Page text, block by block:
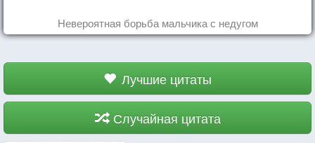
Невероятная борьба мальчика с недугом
Лучшие цитаты
Случайная цитата